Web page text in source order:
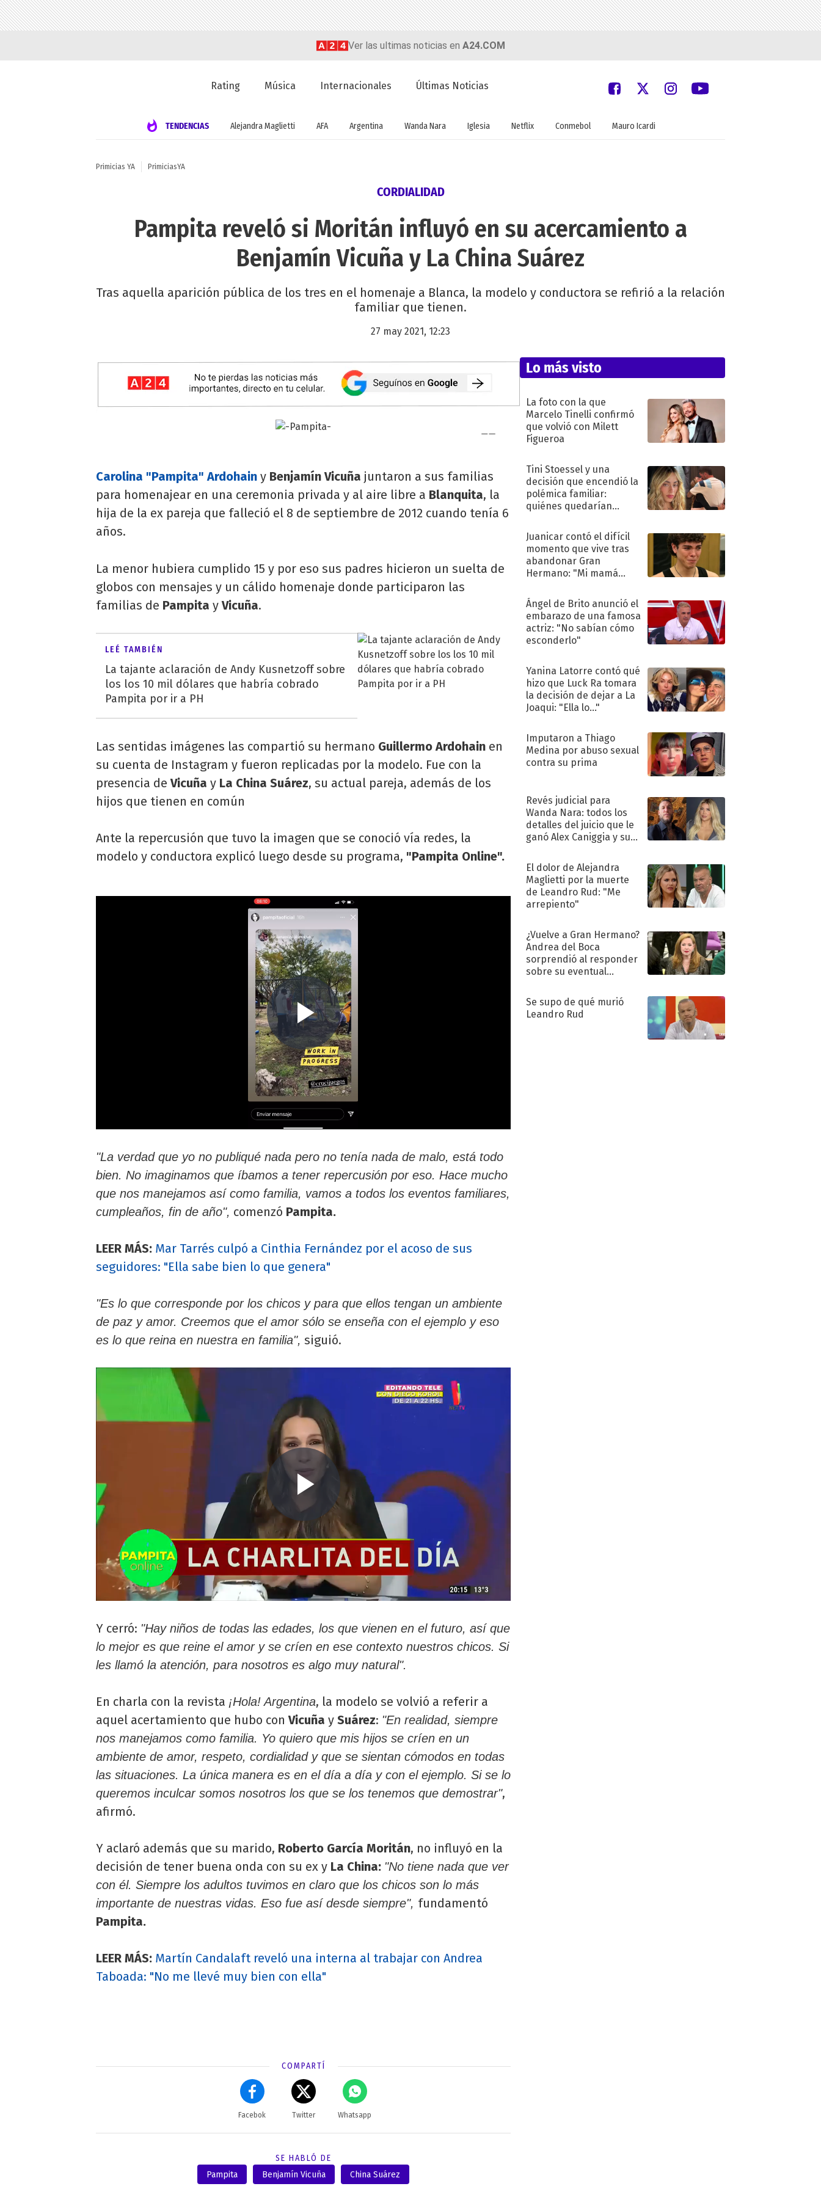
Ver las ultimas noticias en A24.COM
Rating Música Internacionales Últimas Noticias
TENDENCIAS Alejandra Maglietti AFA Argentina Wanda Nara Iglesia Netflix Conmebol Mauro Icardi
Primicias YA PrimiciasYA
CORDIALIDAD
Pampita reveló si Moritán influyó en su acercamiento a
Benjamín Vicuña y La China Suárez
Tras aquella aparición pública de los tres en el homenaje a Blanca, la modelo y conductora se refirió a la relación
familiar que tienen.
27 may 2021, 12:23
Carolina "Pampita" Ardohain y Benjamín Vicuña juntaron a sus familias
para homenajear en una ceremonia privada y al aire libre a Blanquita, la
hija de la ex pareja que falleció el 8 de septiembre de 2012 cuando tenía 6
años.
La menor hubiera cumplido 15 y por eso sus padres hicieron un suelta de
globos con mensajes y un cálido homenaje donde participaron las
familias de Pampita yVicuña.
LEÉ TAMBIÉN
La tajante aclaración de Andy Kusnetzoff sobre
los los 10 mil dólares que habría cobrado
Pampita por ir a PH
Las sentidas imágenes las compartió su hermano Guillermo Ardohain en
su cuenta de Instagram y fueron replicadas por la modelo. Fue con la
presencia de Vicuña y La China Suárez, su actual pareja, además de los
hijos que tienen en común
Ante la repercusión que tuvo la imagen que se conoció vía redes, la
modelo y conductora explicó luego desde su programa, "Pampita Online".
"La verdad que yo no publiqué nada pero no tenía nada de malo, está todo
bien. No imaginamos que íbamos a tener repercusión por eso. Hace mucho
que nos manejamos así como familia, vamos a todos los eventos familiares,
cumpleaños, fin de año", comenzó Pampita.
LEER MÁS: Mar Tarrés culpó a Cinthia Fernández por el acoso de sus
seguidores: "Ella sabe bien lo que genera"
"Es lo que corresponde por los chicos y para que ellos tengan un ambiente
de paz y amor. Creemos que el amor sólo se enseña con el ejemplo y eso
es lo que reina en nuestra en familia", siguió.
Y cerró: "Hay niños de todas las edades, los que vienen en el futuro, así que
lo mejor es que reine el amor y se críen en ese contexto nuestros chicos. Si
les llamó la atención, para nosotros es algo muy natural".
En charla con la revista ¡Hola! Argentina, la modelo se volvió a referir a
aquel acertamiento que hubo conVicuña y Suárez: "En realidad, siempre
nos manejamos como familia. Yo quiero que mis hijos se críen en un
ambiente de amor, respeto, cordialidad y que se sientan cómodos en todas
las situaciones. La única manera es en el día a día y con el ejemplo. Si se lo
queremos inculcar somos nosotros los que se los tenemos que demostrar",
afirmó.
Y aclaró además que su marido, Roberto García Moritán, no influyó en la
decisión de tener buena onda con su ex y La China: "No tiene nada que ver
con él. Siempre los adultos tuvimos en claro que los chicos son lo más
importante de nuestras vidas. Eso fue así desde siempre", fundamentó
Pampita.
LEER MÁS: Martín Candalaft reveló una interna al trabajar con Andrea
Taboada: "No me llevé muy bien con ella"
COMPARTÍ
Facebok Twitter Whatsapp
SE HABLÓ DE
Pampita
Benjamín Vicuña China Suárez
Lo más visto
La foto con la que
Marcelo Tinelli confirmó
que volvió con Milett
Figueroa
Tini Stoessel y una
decisión que encendió la
polémica familiar:
quiénes quedarían
Juanicar contó el difícil
momento que vive tras
abandonar Gran
Hermano: "Mi mamá
Ángel de Brito anunció el
embarazo de una famosa
actriz: "No sabían cómo
esconderlo"
Yanina Latorre contó qué
hizo que Luck Ra tomara
la decisión de dejar a La
Joaqui: "Ella lo..."
Imputaron a Thiago
Medina por abuso sexual
contra su prima
Revés judicial para
Wanda Nara: todos los
detalles del juicio que le
ganó Alex Caniggia y sus
El dolor de Alejandra
Maglietti por la muerte
de Leandro Rud: "Me
arrepiento"
¿Vuelve a Gran Hermano?
Andrea del Boca
sorprendió al responder
sobre su eventual
Se supo de qué murió
Leandro Rud